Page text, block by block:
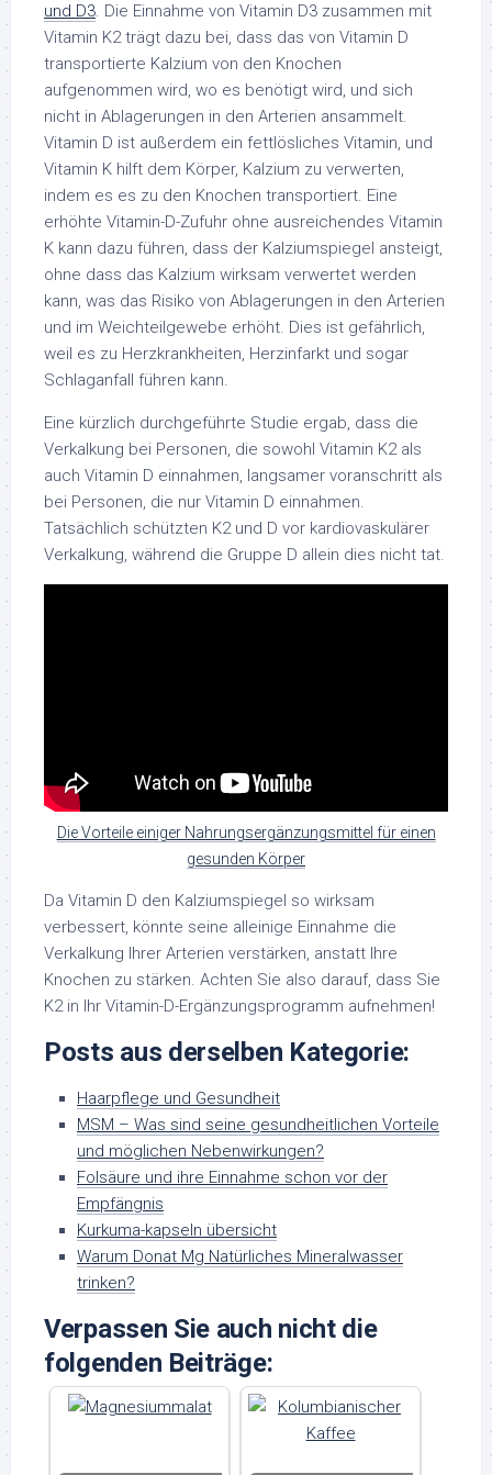
und D3. Die Einnahme von Vitamin D3 zusammen mit
Vitamin K2 trägt dazu bei, dass das von Vitamin D
transportierte Kalzium von den Knochen
aufgenommen wird, wo es benötigt wird, und sich
nicht in Ablagerungen in den Arterien ansammelt.
Vitamin D ist außerdem ein fettlösliches Vitamin, und
Vitamin K hilft dem Körper, Kalzium zu verwerten,
indem es es zu den Knochen transportiert. Eine
erhöhte Vitamin-D-Zufuhr ohne ausreichendes Vitamin
K kann dazu führen, dass der Kalziumspiegel ansteigt,
ohne dass das Kalzium wirksam verwertet werden
kann, was das Risiko von Ablagerungen in den Arterien
und im Weichteilgewebe erhöht. Dies ist gefährlich,
weil es zu Herzkrankheiten, Herzinfarkt und sogar
Schlaganfall führen kann.
Eine kürzlich durchgeführte Studie ergab, dass die
Verkalkung bei Personen, die sowohl Vitamin K2 als
auch Vitamin D einnahmen, langsamer voranschritt als
bei Personen, die nur Vitamin D einnahmen.
Tatsächlich schützten K2 und D vor kardiovaskulärer
Verkalkung, während die Gruppe D allein dies nicht tat.
Die Vorteile einiger Nahrungsergänzungsmittel für einen
gesunden Körper
Da Vitamin D den Kalziumspiegel so wirksam
verbessert, könnte seine alleinige Einnahme die
Verkalkung Ihrer Arterien verstärken, anstatt Ihre
Knochen zu stärken. Achten Sie also darauf, dass Sie
K2 in Ihr Vitamin-D-Ergänzungsprogramm aufnehmen!
Posts aus derselben Kategorie:
Haarpflege und Gesundheit
MSM – Was sind seine gesundheitlichen Vorteile
und möglichen Nebenwirkungen?
Folsäure und ihre Einnahme schon vor der
Empfängnis
Kurkuma-kapseln übersicht
Warum Donat Mg Natürliches Mineralwasser
trinken?
Verpassen Sie auch nicht die
folgenden Beiträge: